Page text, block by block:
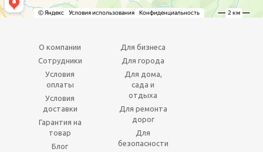
О компании
Сотрудники
Условия
оплаты
Условия
доставки
Гарантия на
товар
Блог
Для бизнеса
Для города
Для дома,
сада и
отдыха
Для ремонта
дорог
Для
безопасности